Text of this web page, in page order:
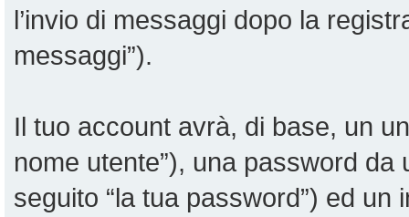
l’invio di messaggi dopo la
messaggi”).
Il tuo account avrà, di base, un
nome utente”), una password
seguito “la tua password”) ed